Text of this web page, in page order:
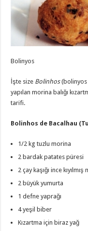
Bolinyos
İşte size Bolinhos(bolinyos
yapılan morina balığı
tarifi.
Bolinhos de Bacalhau
1/2 kg tuzlu morina
2 bardak patates püresi
2 çay kaşığı ince
2 büyük yumurta
1 defne yaprağı
4 yeşil biber
Kızartma için biraz yağ